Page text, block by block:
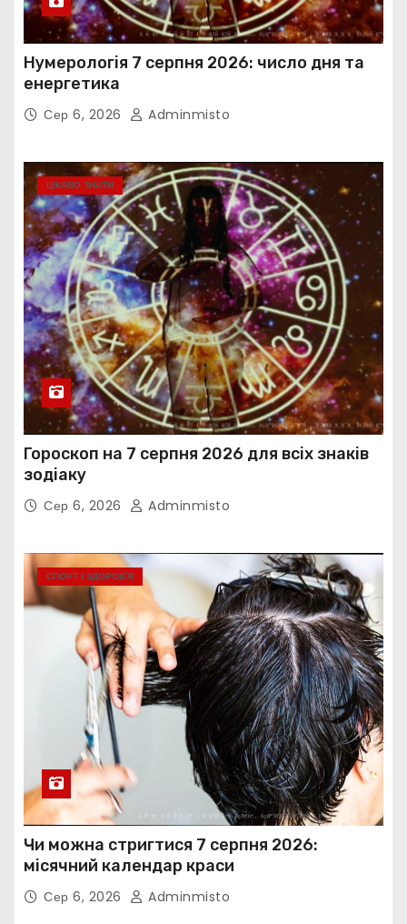
Нумерологія 7 серпня 2026: число дня та
енергетика
Сер 6, 2026 Adminmisto
ЦІКАВО ЗНАТИ
Гороскоп на 7 серпня 2026 для всіх знаків
зодіаку
Сер 6, 2026 Adminmisto
СПОРТ І ЗДОРОВ’Я
Чи можна стригтися 7 серпня 2026:
місячний календар краси
Сер 6, 2026 Adminmisto